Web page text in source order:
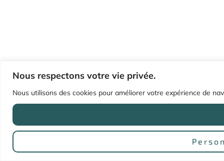
Nous respectons votre vie privée.
Nous utilisons des cookies pour améliorer votre expérience de